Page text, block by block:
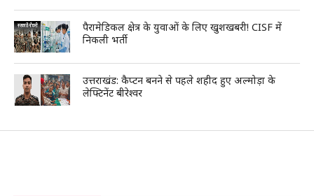
पैरामेडिकल क्षेत्र के युवाओं के लिए खुशखबरी! CISF में
निकली भर्ती
उत्तराखंड: कैप्टन बनने से पहले शहीद हुए अल्मोड़ा के
लेफ्टिनेंट बीरेश्वर